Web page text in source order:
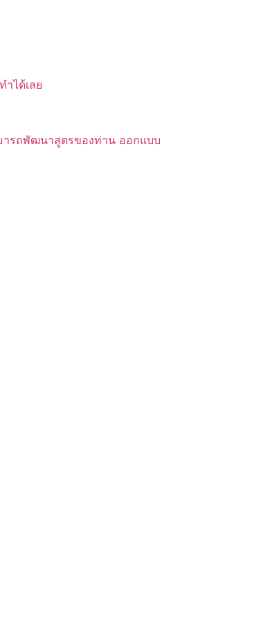
ได้เลย
ารถพัฒนาสูตรของท่าน ออกแบบ